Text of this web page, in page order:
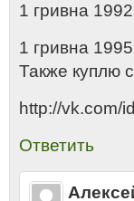
1 гривна 1992
1 гривна 1995
Также куплю
http://vk.com/
Ответить